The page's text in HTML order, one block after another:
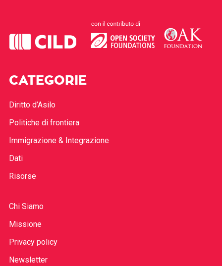
CATEGORIE
Diritto d’Asilo
Politiche di frontiera
Immigrazione & Integrazione
Dati
Risorse
Chi Siamo
Missione
Privacy policy
Newsletter